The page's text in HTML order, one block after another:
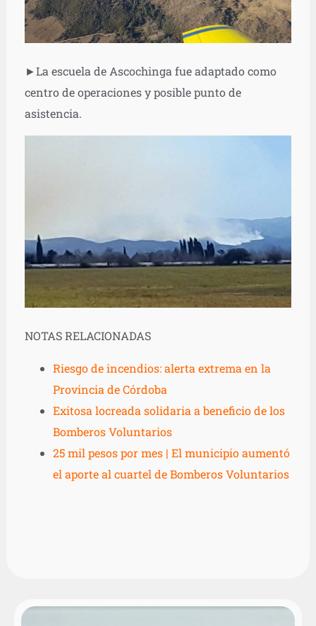
►La escuela de Ascochinga fue adaptado como
centro de operaciones y posible punto de
asistencia.
NOTAS RELACIONADAS
Riesgo de incendios: alerta extrema en la
Provincia de Córdoba
Exitosa locreada solidaria a beneficio de los
Bomberos Voluntarios
25 mil pesos por mes | El municipio aumentó
el aporte al cuartel de Bomberos Voluntarios